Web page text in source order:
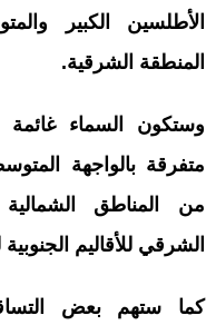
الأطلسين الكبير
المنطقة الشرقية.
وستكون السماء
متفرقة بالواجهة
من المناطق
الشرقي للأقاليم
كما ستهم بعض